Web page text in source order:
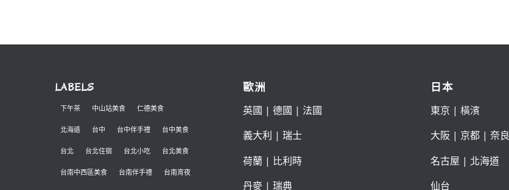
LABELS
下午茶 中山站美食 仁德美食
北海道 台中 台中伴手禮 台中美食
台北 台北住宿 台北小吃 台北美食
台南中西區美食 台南伴手禮 台南宵夜
歐洲
英國 | 德國 | 法國
義大利 | 瑞士
荷蘭| 比利時
丹麥| 瑞典
日本
東京 | 橫濱
大阪 | 京都| 奈良
名古屋 | 北海道
仙台